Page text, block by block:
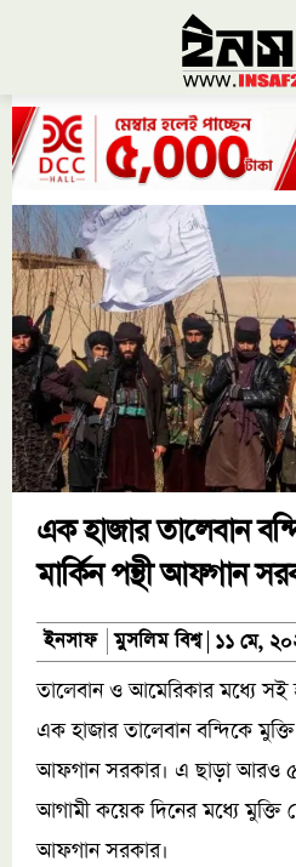
এক হাজার তালেবান
মার্কিন পন্থী আফগান
ইনসাফ মুসলিম বিশ্ব ১১ মে,
তালেবান ও আমেরিকার মধ্যে সই
এক হাজার তালেবান বন্দিকে মুক্তি
আফগান সরকার। এ ছাড়া আরও
আগামী কয়েক দিনের মধ্যে মুক্তি
আফগান সরকার।